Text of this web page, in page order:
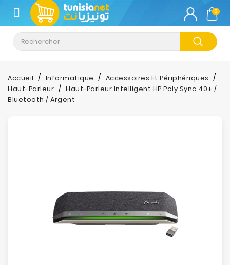
CATÉGORIE
Climatisation
Informatique
Téléphonie
0
Accueil Informatique
Accessoires Et Périphériques
Haut-Parleur
Haut-Parleur Intelligent HP Poly Sync 40+ /
Bluetooth / Argent